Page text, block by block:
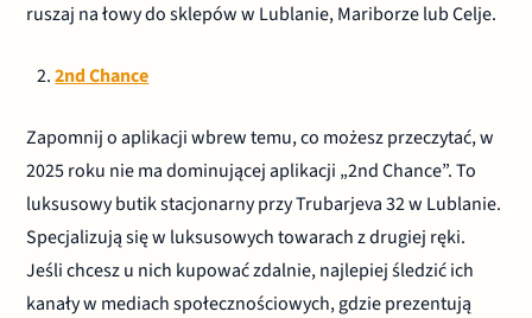
ruszaj na łowy do sklepów w Lublanie, Mariborze lub Celje.
2nd Chance
Zapomnij o aplikacji wbrew temu, co możesz przeczytać, w
2025 roku nie ma dominującej aplikacji „2nd Chance”. To
luksusowy butik stacjonarny przy Trubarjeva 32 w Lublanie.
Specjalizują się w luksusowych towarach z drugiej ręki.
Jeśli chcesz u nich kupować zdalnie, najlepiej śledzić ich
kanały w mediach społecznościowych, gdzie prezentują